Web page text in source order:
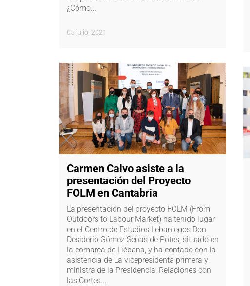
¿Cómo...
05 julio, 2021
Carmen Calvo asiste a la
presentación del Proyecto
FOLM en Cantabria
La presentación del proyecto FOLM (From
Outdoors to Labour Market) ha tenido lugar
en el Centro de Estudios Lebaniegos Don
Desiderio Gómez Señas de Potes, situado en
la comarca de Liébana, y ha contado con la
asistencia de La vicepresidenta primera y
ministra de la Presidencia, Relaciones con
las Cortes...